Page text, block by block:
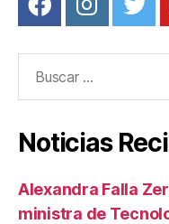
Noticias
Alexandra Falla
ministra de